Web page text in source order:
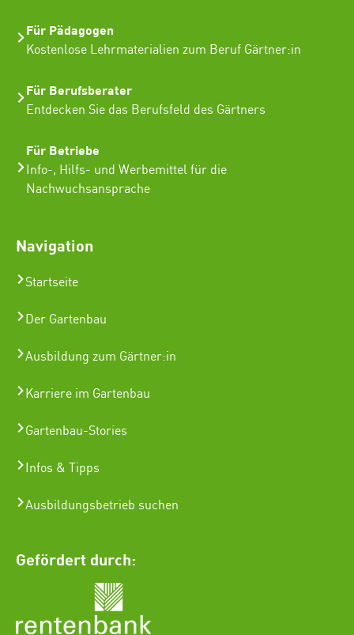
Für Pädagogen
Kostenlose Lehrmaterialien zum Beruf Gärtner:in
Für Berufsberater
Entdecken Sie das Berufsfeld des Gärtners
Für Betriebe
Info-, Hilfs- und Werbemittel für die
Nachwuchsansprache
Navigation
Startseite
Der Gartenbau
Ausbildung zum Gärtner:in
Karriere im Gartenbau
Gartenbau-Stories
Infos & Tipps
Ausbildungsbetrieb suchen
Gefördert durch: